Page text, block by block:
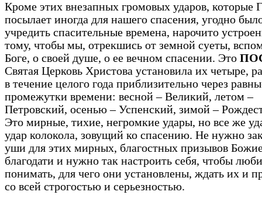
Кроме этих внезапных громовых ударов, которые
посылает иногда для нашего спасения, угодно
учредить спасительные времена, нарочито
тому, чтобы мы, отрекшись от земной суеты,
Боге, о своей душе, о ее вечном спасении. Это
Святая Церковь Христова установила их четыре,
в течение целого года приблизительно через
промежутки времени: весной – Великий, летом –
Петровский, осенью – Успенский, зимой –
Это мирные, тихие, негромкие удары, но все же
удар колокола, зовущий ко спасению. Не нужно
уши для этих мирных, благостных призывов
благодати и нужно так настроить себя, чтобы
понимать, для чего они установлены, ждать их и
со всей строгостью и серьезностью.